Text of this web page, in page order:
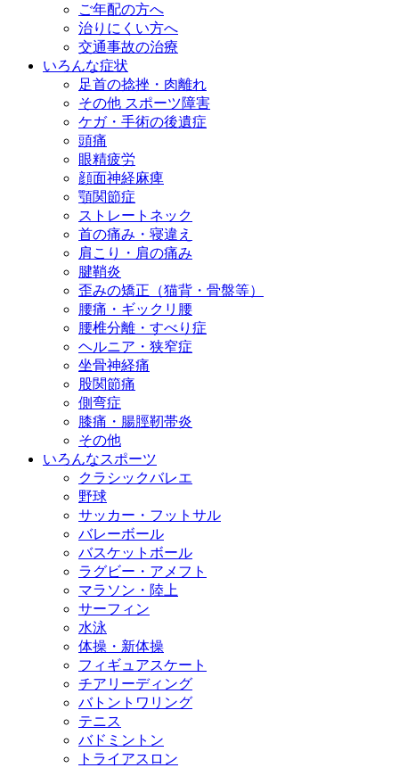
ご年配の方へ
治りにくい方へ
交通事故の治療
いろんな症状
足首の捻挫・肉離れ
その他 スポーツ障害
ケガ・手術の後遺症
頭痛
眼精疲労
顔面神経麻痺
顎関節症
ストレートネック
首の痛み・寝違え
肩こり・肩の痛み
腱鞘炎
歪みの矯正（猫背・骨盤等）
腰痛・ギックリ腰
腰椎分離・すべり症
ヘルニア・狭窄症
坐骨神経痛
股関節痛
側弯症
膝痛・腸脛靭帯炎
その他
いろんなスポーツ
クラシックバレエ
野球
サッカー・フットサル
バレーボール
バスケットボール
ラグビー・アメフト
マラソン・陸上
サーフィン
水泳
体操・新体操
フィギュアスケート
チアリーディング
バトントワリング
テニス
バドミントン
トライアスロン